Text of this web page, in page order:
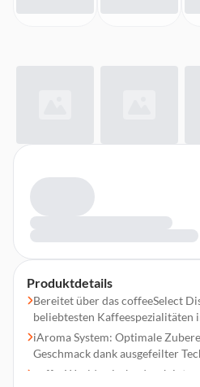
Produktdetails
Bereitet über das coffeeSelect
beliebtesten Kaffeespezialitäten
iAroma System: Optimale
Geschmack dank ausgefeilter
coffeeWorld: wische durch